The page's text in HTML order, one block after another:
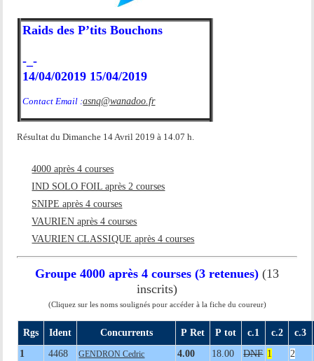
Raids des P’tits Bouchons
-_-
14/04/02019 15/04/2019
Contact Email :asnq@wanadoo.fr
Résultat du Dimanche 14 Avril 2019 à 14.07 h.
4000 après 4 courses
IND SOLO FOIL après 2 courses
SNIPE après 4 courses
VAURIEN après 4 courses
VAURIEN CLASSIQUE après 4 courses
Groupe 4000 après 4 courses (3 retenues) (13
inscrits)
(Cliquez sur les noms soulignés pour accéder à la fiche du coureur)
Rgs Ident Concurrents P Ret P tot c.1 c.2
c.3
1
4468
GENDRON Cedric
4.00 18.00
DNF 1
2